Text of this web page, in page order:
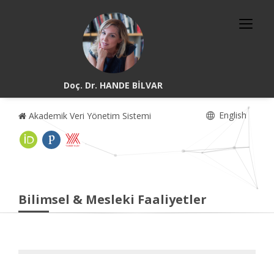
Doç. Dr. HANDE BİLVAR
Akademik Veri Yönetim Sistemi English
Bilimsel & Mesleki Faaliyetler